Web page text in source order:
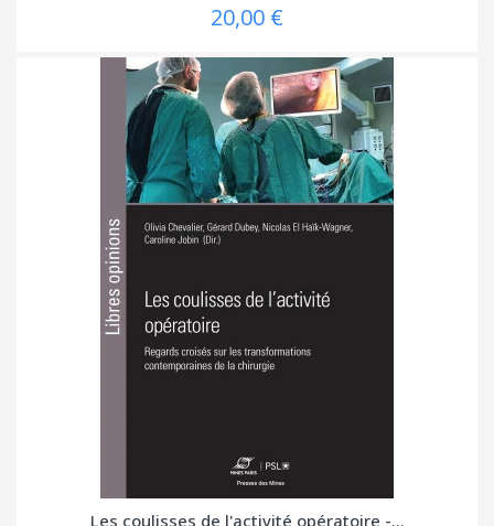
20,00 €
Les coulisses de l'activité opératoire -...